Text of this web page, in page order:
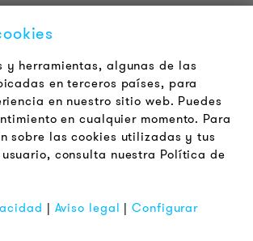
Generales
y herramientas, algunas de las
en terceros países, para
en nuestro sitio web. Puedes
en cualquier momento. Para
sobre las cookies utilizadas y tus
consulta nuestra Política de
| Aviso legal |Configurar